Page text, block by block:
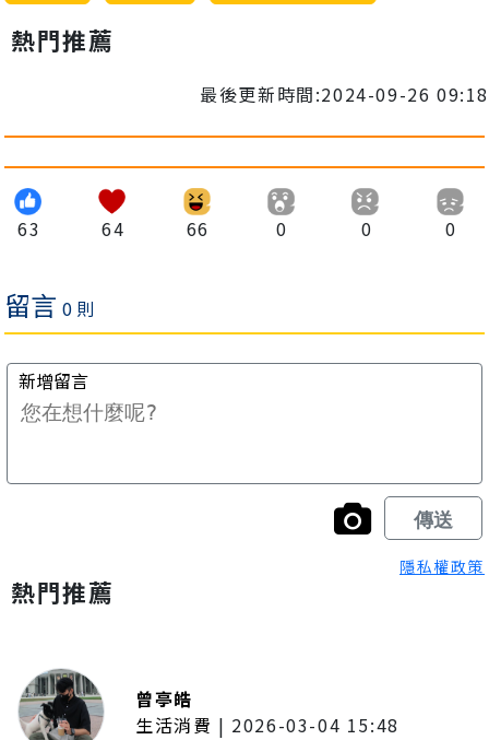
熱門推薦
最後更新時間:2024-09-26 09:18
63 64 66 0 0 0
隱私權政策
熱門推薦
曾亭皓
生活消費 | 2026-03-04 15:48